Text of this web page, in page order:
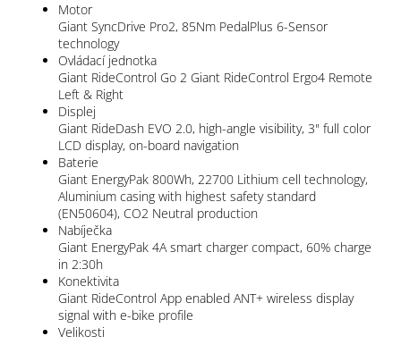
Motor
Giant SyncDrive Pro2, 85Nm PedalPlus 6-Sensor
technology
Ovládací jednotka
Giant RideControl Go 2 Giant RideControl Ergo4 Remote
Left & Right
Displej
Giant RideDash EVO 2.0, high-angle visibility, 3" full color
LCD display, on-board navigation
Baterie
Giant EnergyPak 800Wh, 22700 Lithium cell technology,
Aluminium casing with highest safety standard
(EN50604), CO2 Neutral production
Nabíječka
Giant EnergyPak 4A smart charger compact, 60% charge
in 2:30h
Konektivita
Giant RideControl App enabled ANT+ wireless display
signal with e-bike profile
Velikosti